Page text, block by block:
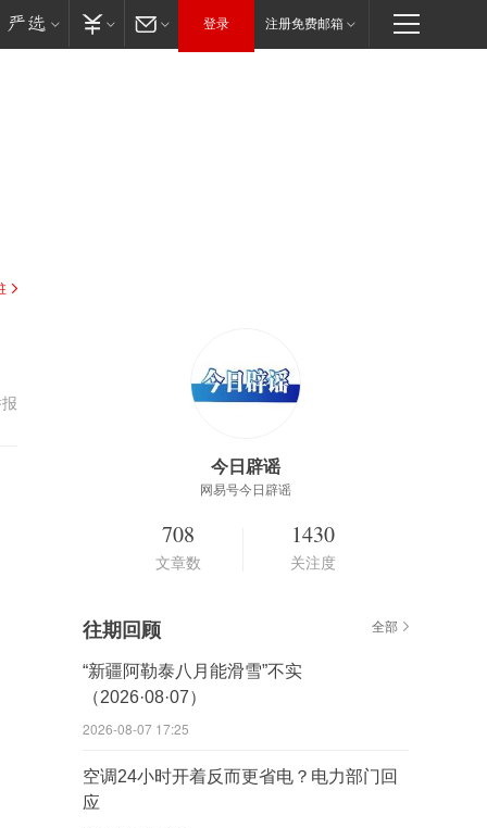
登录 注册免费邮箱
今日辟谣
网易号今日辟谣
708
文章数
1430
关注度
往期回顾 全部
“新疆阿勒泰八月能滑雪”不实
（2026·08·07）
2026-08-07 17:25
空调24小时开着反而更省电？电力部门回
应